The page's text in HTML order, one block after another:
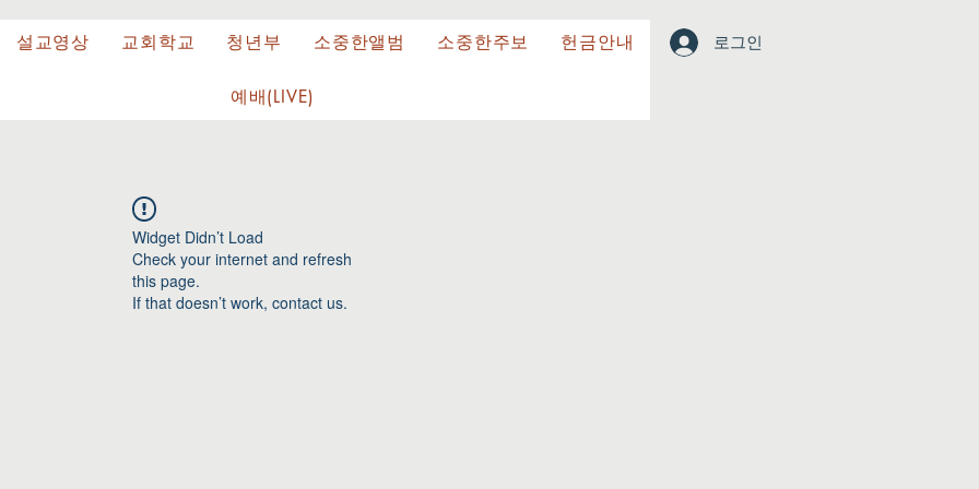
로그인
설교영상 교회학교 청년부 소중한앨범 소중한주보 헌금안내
예배(LIVE)
Widget Didn’t Load
Check your internet and refresh
this page.
If that doesn’t work, contact us.